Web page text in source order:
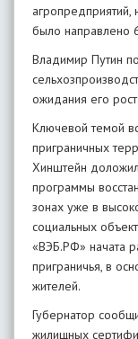
было направлено
Владимир Путин
ожидания его
Ключевой темой
приграничных
Хинштейн
программы
зонах уже в
социальных
«ВЭБ.РФ» начата
приграничья, в
жителей.
Губернатор
жилищных